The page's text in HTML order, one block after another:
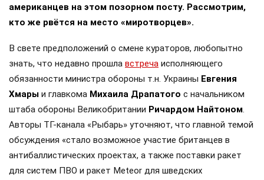
американцев на этом позорном посту. Рассмотрим,
кто же рвётся на место «миротворцев».
В свете предположений о смене кураторов, любопытно
знать, что недавно прошла встреча исполняющего
обязанности министра обороны т.н. Украины Евгения
Хмары и главкома Михаила Драпатого с начальником
штаба обороны Великобритании Ричардом Найтоном.
Авторы ТГ-канала «Рыбарь» уточняют, что главной темой
обсуждения «стало возможное участие британцев в
антибаллистических проектах, а также поставки ракет
для систем ПВО и ракет Meteor для шведских